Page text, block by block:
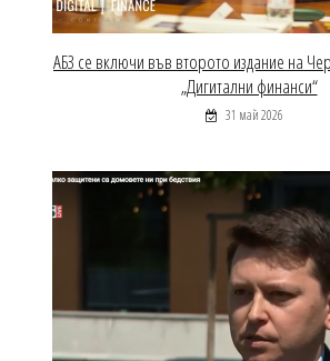
АБЗ се включи във второто издание на
„Дигитални финанси“
31 май 2026